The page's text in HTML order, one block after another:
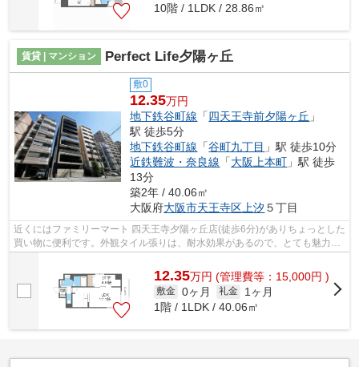
10階 / 1LDK / 28.86㎡
賃貸 | マンション Perfect Life夕陽ヶ丘
敷0
12.35万円
地下鉄谷町線 「四天王寺前夕陽ヶ丘 」
駅 徒歩5分
地下鉄谷町線 「谷町九丁目 」駅 徒歩10分
近鉄難波・奈良線 「大阪上本町 」駅 徒歩
13分
築2年 / 40.06㎡
大阪府大阪市天王寺区 上汐５丁目
近くにはファミリーマート 四天王寺夕陽ヶ丘店(徒歩6分)がありちょっとした
買い物に便利です。外観タイル張りは、耐水効果があるので、とても魅力的
12.35万円 (管理費等：15,000円 )
敷金 0ヶ月 礼金
1ヶ月
1階 / 1LDK / 40.06㎡